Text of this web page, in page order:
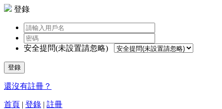
登錄
安全提問(未設置請忽略)
登錄
還沒有註冊？
首頁 | 登錄 | 註冊